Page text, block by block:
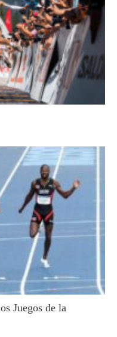
Juegos de la